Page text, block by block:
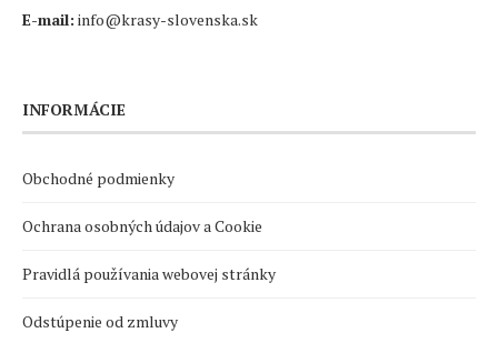
E-mail: info@krasy-slovenska.sk
INFORMÁCIE
Obchodné podmienky
Ochrana osobných údajov a Cookie
Pravidlá používania webovej stránky
Odstúpenie od zmluvy